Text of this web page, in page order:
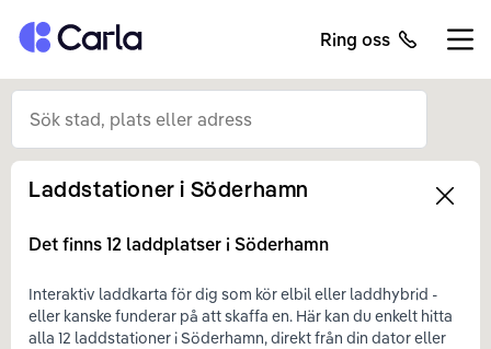
Tillbaka till startsidan Ring oss
Left
Laddstationer i Söderhamn
Det finns 12 laddplatser i Söderhamn
Interaktiv laddkarta för dig som kör elbil eller laddhybrid -
eller kanske funderar på att skaffa en. Här kan du enkelt hitta
alla 12 laddstationer i Söderhamn, direkt från din dator eller